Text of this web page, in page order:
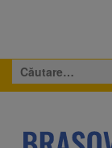
Caută
după: